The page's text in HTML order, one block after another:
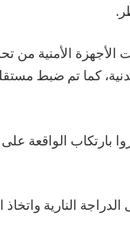
الأمنية من
كما تم ضبط
بارتكاب الواقعة
النارية واتخاذ